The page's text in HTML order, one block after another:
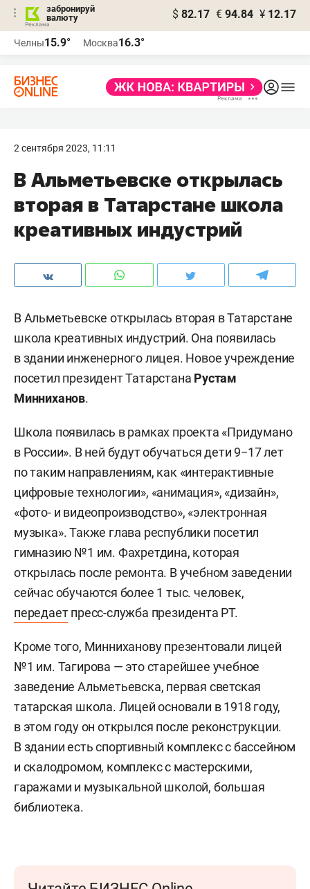
забронируй
валюту
$ 82.17 € 94.84 ¥ 12.17
Челны15.9° Москва16.3°
2 сентября 2023, 11:11
В Альметьевске открылась
вторая в Татарстане школа
креативных индустрий
В Альметьевске открылась вторая в Татарстане
школа креативных индустрий. Она появилась
в здании инженерного лицея. Новое учреждение
посетил президент Татарстана Рустам
Минниханов.
Школа появилась в рамках проекта «Придумано
в России». В ней будут обучаться дети 9−17 лет
по таким направлениям, как «интерактивные
цифровые технологии», «анимация», «дизайн»,
«фото- и видеопроизводство», «электронная
музыка». Также глава республики посетил
гимназию №1 им. Фахретдина, которая
открылась после ремонта. В учебном заведении
сейчас обучаются более 1 тыс. человек,
передаетпресс-служба президента РТ.
Кроме того, Минниханову презентовали лицей
№1 им. Тагирова — это старейшее учебное
заведение Альметьевска, первая светская
татарская школа. Лицей основали в 1918 году,
в этом году он открылся после реконструкции.
В здании есть спортивный комплекс с бассейном
и скалодромом, комплекс с мастерскими,
гаражами и музыкальной школой, большая
библиотека.